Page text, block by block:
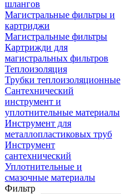
шлангов
Магистральные фильтры и
картриджи
Магистральные фильтры
Картрижди для
магистральных фильтров
Теплоизоляция
Трубки теплоизоляционные
Сантехнический
инструмент и
уплотнительные материалы
Инструмент для
металлопластиковых труб
Инструмент
сантехнический
Уплотнительные и
смазочные материалы
Фильтр